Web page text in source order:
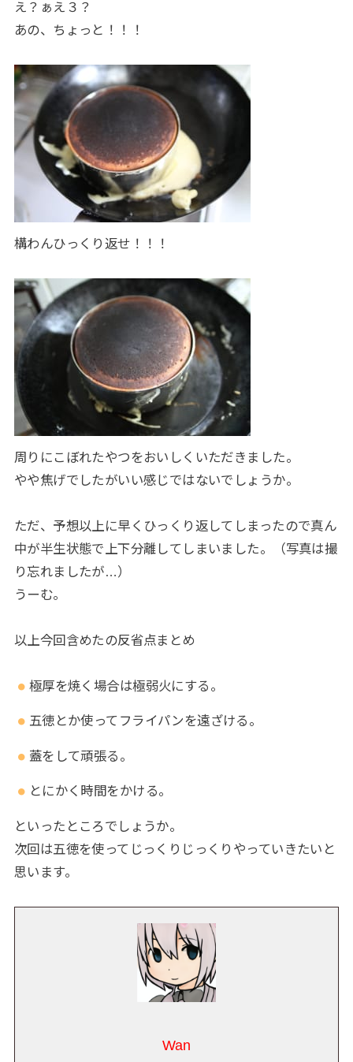
え？ぁえ３？
あの、ちょっと！！！
構わんひっくり返せ！！！
周りにこぼれたやつをおいしくいただきました。
やや焦げでしたがいい感じではないでしょうか。
ただ、予想以上に早くひっくり返してしまったので真ん
中が半生状態で上下分離してしまいました。（写真は撮
り忘れましたが…）
うーむ。
以上今回含めたの反省点まとめ
極厚を焼く場合は極弱火にする。
五徳とか使ってフライパンを遠ざける。
蓋をして頑張る。
とにかく時間をかける。
といったところでしょうか。
次回は五徳を使ってじっくりじっくりやっていきたいと
思います。
Wan